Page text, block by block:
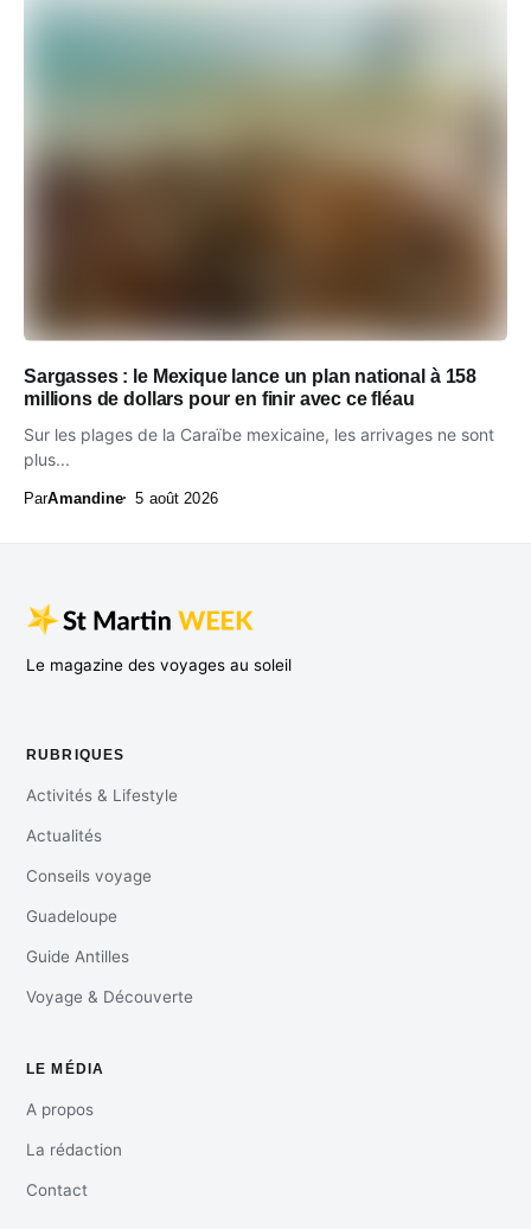
Sargasses : le Mexique lance un plan national à 158
millions de dollars pour en finir avec ce fléau
Sur les plages de la Caraïbe mexicaine, les arrivages ne sont
plus...
ParAmandine 5 août 2026
Le magazine des voyages au soleil
RUBRIQUES
Activités & Lifestyle
Actualités
Conseils voyage
Guadeloupe
Guide Antilles
Voyage & Découverte
LE MÉDIA
A propos
La rédaction
Contact